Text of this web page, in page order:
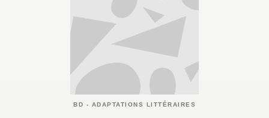
BD - ADAPTATIONS LITTÉRAIRES